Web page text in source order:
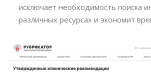
исключает необходимость поиска
различных ресурсах и экономит